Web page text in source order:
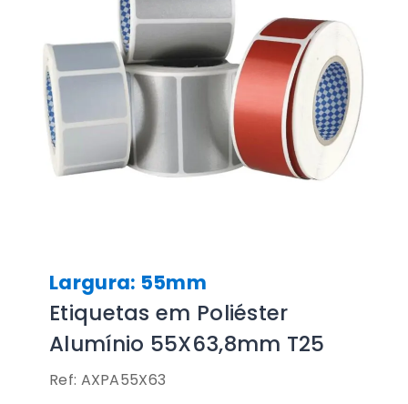
Largura: 55mm
Etiquetas em Poliéster
Alumínio 55X63,8mm T25
Ref: AXPA55X63